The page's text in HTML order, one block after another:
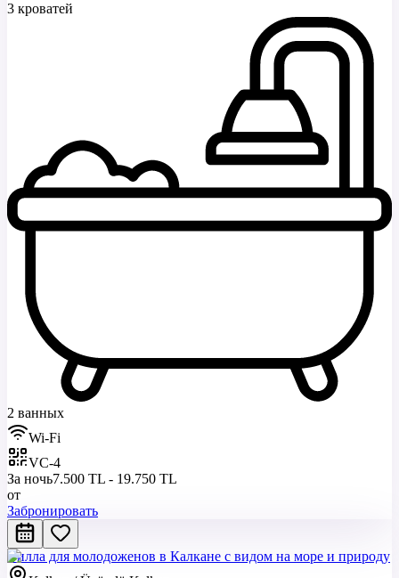
3 кроватей
2 ванных
Wi-Fi
VC-4
За ночь7.500 TL - 19.750 TL
от
Забронировать
Вилла для молодоженов в Калкане с видом на море и природу